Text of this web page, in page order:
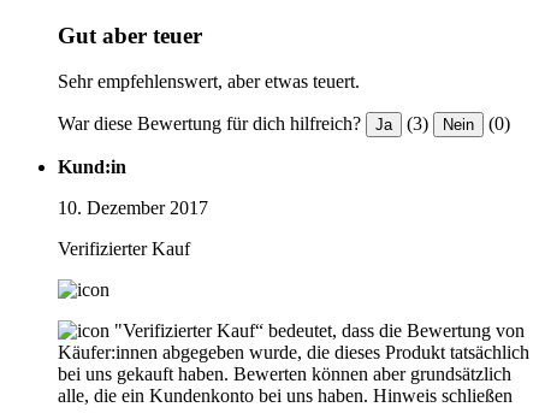
Gut aber teuer
Sehr empfehlenswert, aber etwas teuert.
War diese Bewertung für dich hilfreich? Ja (3) Nein (0)
Kund:in
10. Dezember 2017
Verifizierter Kauf
"Verifizierter Kauf“ bedeutet, dass die Bewertung von
Käufer:innen abgegeben wurde, die dieses Produkt tatsächlich
bei uns gekauft haben. Bewerten können aber grundsätzlich
alle, die ein Kundenkonto bei uns haben. Hinweis schließen